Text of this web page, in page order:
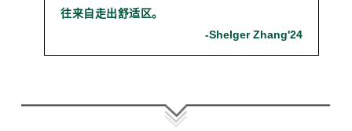
往来自走出舒适区。
-Shelger Zhang'24